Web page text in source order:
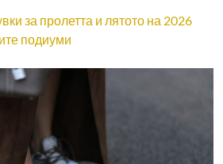
за пролетта и лятото на 2026
подиуми